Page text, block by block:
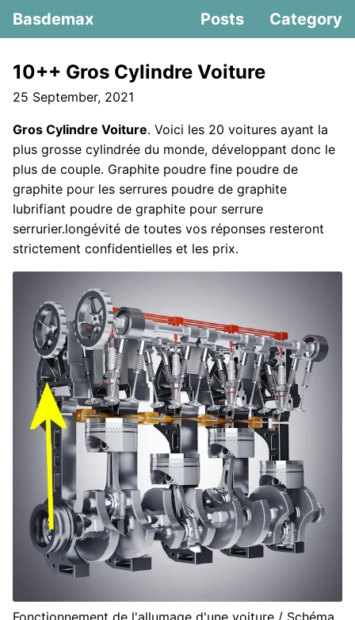
Basdemax Posts Category
10++ Gros Cylindre Voiture
25 September, 2021
Gros Cylindre Voiture. Voici les 20 voitures ayant la
plus grosse cylindrée du monde, développant donc le
plus de couple. Graphite poudre fine poudre de
graphite pour les serrures poudre de graphite
lubrifiant poudre de graphite pour serrure
serrurier.longévité de toutes vos réponses resteront
strictement confidentielles et les prix.
Fonctionnement de l'allumage d'une voiture / Schéma